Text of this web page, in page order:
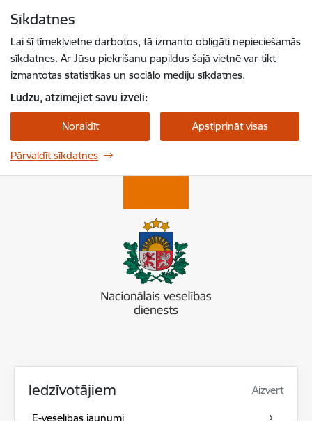
Sīkdatnes
Lai šī tīmekļvietne darbotos, tā izmanto obligāti nepieciešamās
sīkdatnes. Ar Jūsu piekrišanu papildus šajā vietnē var tikt
izmantotas statistikas un sociālo mediju sīkdatnes.
Lūdzu, atzīmējiet savu izvēli:
Noraidīt Apstiprināt visas
Pārvaldīt sīkdatnes
Iedzīvotājiem Aizvērt
E-veselības jaunumi